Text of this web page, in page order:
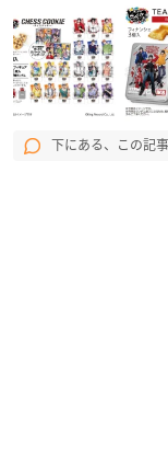
下にある、この記